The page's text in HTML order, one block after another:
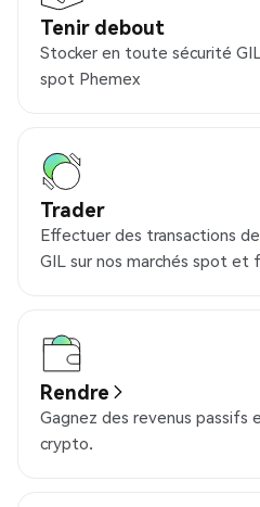
Tenir debout
Stocker en toute sécurité
spot Phemex
Trader
Effectuer des transactions
GIL sur nos marchés spot et
Rendre
Gagnez des revenus passifs
crypto.